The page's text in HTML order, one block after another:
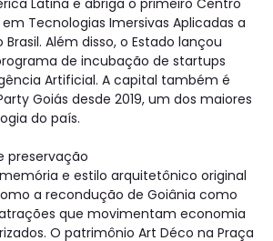
Latina e abriga o primeiro Centro
Tecnologias Imersivas Aplicadas a
Além disso, o Estado lançou
de incubação de startups
Artificial. A capital também é
Goiás desde 2019, um dos maiores
do país.
preservação
e estilo arquitetônico original
a recondução de Goiânia como
que movimentam economia
O patrimônio Art Déco na Praça